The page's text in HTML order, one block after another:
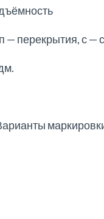
— перекрытия, с —